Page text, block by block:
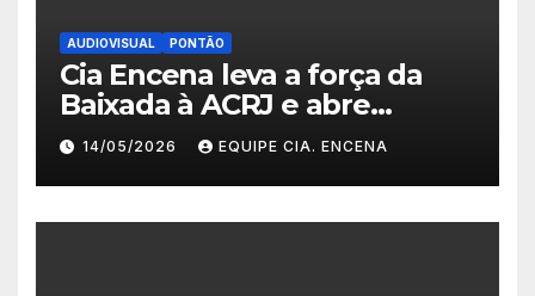
AUDIOVISUAL PONTÃO
Cia Encena leva a força da
Baixada à ACRJ e abre
inscrições para a 2ª turma do
Fazendo Meu Primeiro Filme”
em Nova Iguaçu
14/05/2026 EQUIPE CIA. ENCENA